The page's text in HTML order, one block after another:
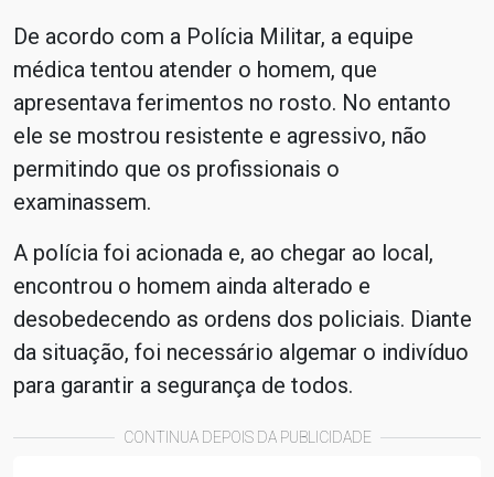
De acordo com a Polícia Militar, a equipe
médica tentou atender o homem, que
apresentava ferimentos no rosto. No entanto
ele se mostrou resistente e agressivo, não
permitindo que os profissionais o
examinassem.
A polícia foi acionada e, ao chegar ao local,
encontrou o homem ainda alterado e
desobedecendo as ordens dos policiais. Diante
da situação, foi necessário algemar o indivíduo
para garantir a segurança de todos.
CONTINUA DEPOIS DA PUBLICIDADE